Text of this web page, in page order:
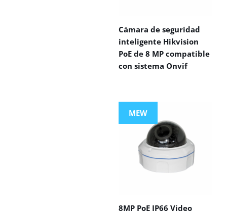
Cámara de seguridad
inteligente Hikvision
PoE de 8 MP compatible
con sistema Onvif
MEW
8MP PoE IP66 Video